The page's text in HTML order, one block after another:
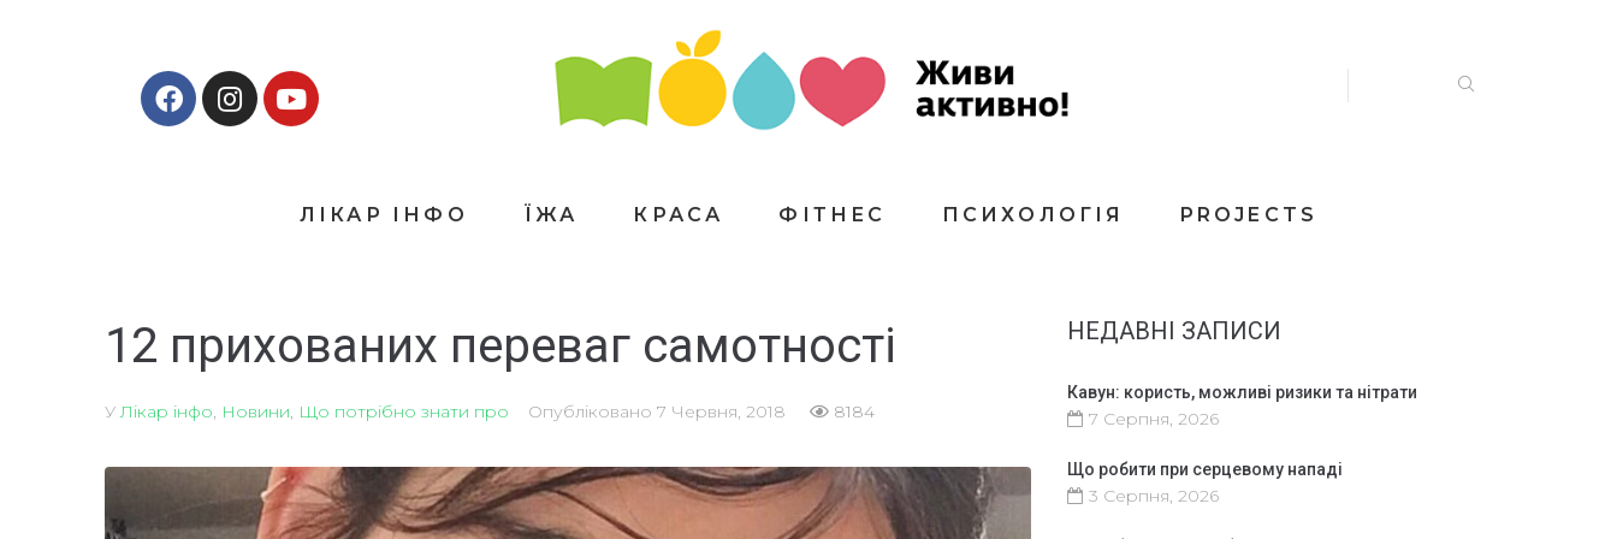
ЛІКАР ІНФО ЇЖА КРАСА ФІТНЕС ПСИХОЛОГІЯ PROJECTS
12 прихованих переваг самотності
УЛікар інфо, Новини, Що потрібно знати про Опубліковано 7 Червня, 2018 8184
НЕДАВНІ ЗАПИСИ
Кавун: користь, можливі ризики та нітрати
7 Серпня, 2026
Що робити при серцевому нападі
3 Серпня, 2026